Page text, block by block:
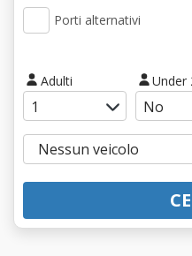
Porti alternativi
Adulti Under